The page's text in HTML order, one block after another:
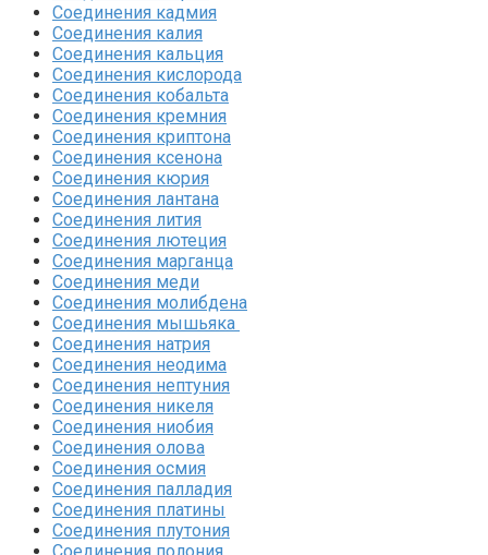
Соединения кадмия
Соединения калия‎
Соединения кальция
Соединения кислорода‎
Соединения кобальта
Соединения кремния‎
Соединения криптона‎
Соединения ксенона‎
Соединения кюрия
Соединения лантана‎
Соединения лития‎
Соединения лютеция‎
Соединения марганца‎
Соединения меди
Соединения молибдена‎
Соединения мышьяка‎ ‎
Соединения натрия‎
Соединения неодима‎
Соединения нептуния‎
Соединения никеля‎
Соединения ниобия‎
Соединения олова‎
Соединения осмия‎
Соединения палладия‎
Соединения платины‎
Соединения плутония‎